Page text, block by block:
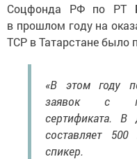
Соцфонда РФ по РТ
в прошлом году на
ТСР в Татарстане было
«В этом году
заявок с
сертификата.
составляет
спикер.